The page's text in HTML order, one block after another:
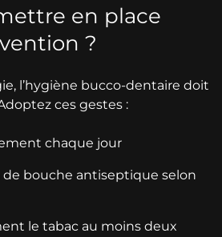
en place
?
l’hygiène bucco-dentaire doit
ces gestes :
chaque jour
de bouche antiseptique selon
le tabac au moins deux